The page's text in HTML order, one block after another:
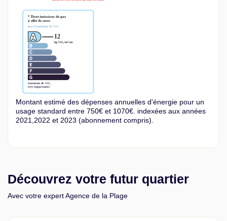
Montant estimé des dépenses annuelles d'énergie pour un
usage standard entre 750€ et 1070€. indexées aux années
2021,2022 et 2023 (abonnement compris).
Découvrez votre futur quartier
Avec votre expert Agence de la Plage